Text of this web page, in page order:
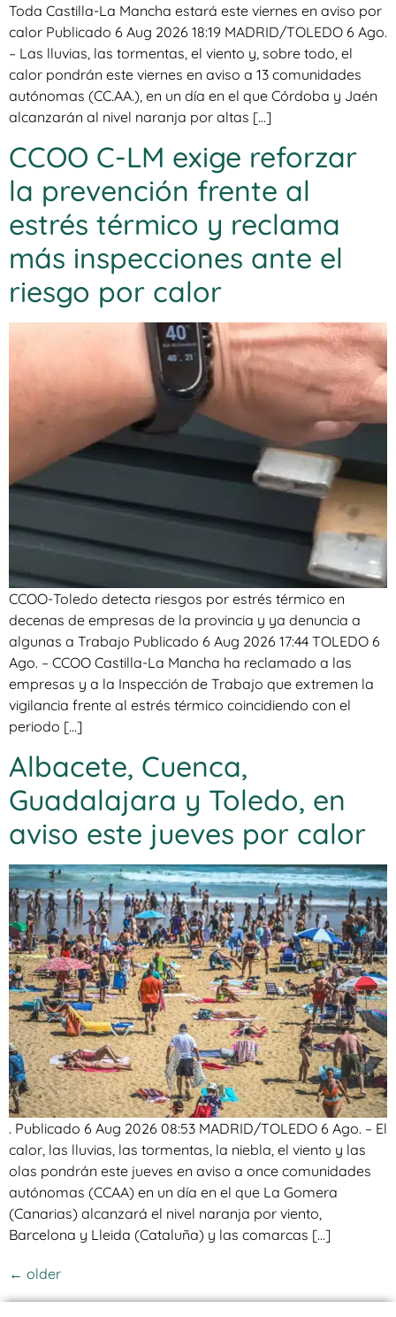
Toda Castilla-La Mancha estará este viernes en aviso por
calor Publicado 6 Aug 2026 18:19 MADRID/TOLEDO 6 Ago.
– Las lluvias, las tormentas, el viento y, sobre todo, el
calor pondrán este viernes en aviso a 13 comunidades
autónomas (CC.AA.), en un día en el que Córdoba y Jaén
alcanzarán al nivel naranja por altas […]
CCOO C-LM exige reforzar
la prevención frente al
estrés térmico y reclama
más inspecciones ante el
riesgo por calor
CCOO-Toledo detecta riesgos por estrés térmico en
decenas de empresas de la provincia y ya denuncia a
algunas a Trabajo Publicado 6 Aug 2026 17:44 TOLEDO 6
Ago. – CCOO Castilla-La Mancha ha reclamado a las
empresas y a la Inspección de Trabajo que extremen la
vigilancia frente al estrés térmico coincidiendo con el
periodo […]
Albacete, Cuenca,
Guadalajara y Toledo, en
aviso este jueves por calor
. Publicado 6 Aug 2026 08:53 MADRID/TOLEDO 6 Ago. – El
calor, las lluvias, las tormentas, la niebla, el viento y las
olas pondrán este jueves en aviso a once comunidades
autónomas (CCAA) en un día en el que La Gomera
(Canarias) alcanzará el nivel naranja por viento,
Barcelona y Lleida (Cataluña) y las comarcas […]
← older